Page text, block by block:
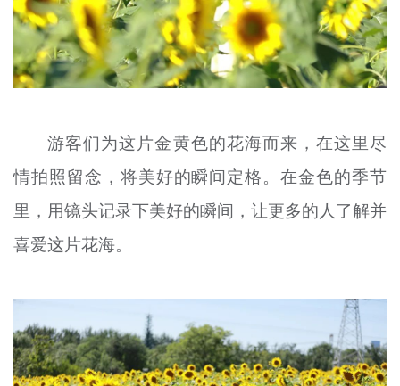
游客们为这片金黄色的花海而来，在这里尽
情拍照留念，将美好的瞬间定格。在金色的季节
里，用镜头记录下美好的瞬间，让更多的人了解并
喜爱这片花海。